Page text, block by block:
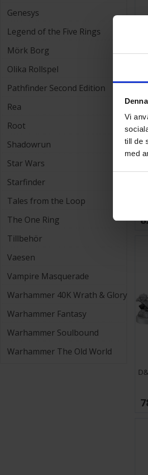
Vi
till de
med
Genesys
Legend of the Five Rings
Mörk Borg
Olika Rollspel
Pathfinder Second Edition
Rea
Root
Shadowrun
Star Wars
Starfinder
Tales from the Loop
The One Ring
Tillbehör
Vaesen
Vampire Masquerade
Warhammer 40K Wrath & Glory
Warhammer Fantasy
Warhammer Soulbound
Warhammer The Old World